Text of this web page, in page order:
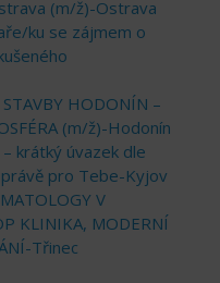
(m/ž)-Ostrava
ku se zájmem o
HODONÍN –
(m/ž)-Hodonín
krátký úvazek dle
pro Tebe-Kyjov
V
KLINIKA, MODERNÍ
Třinec